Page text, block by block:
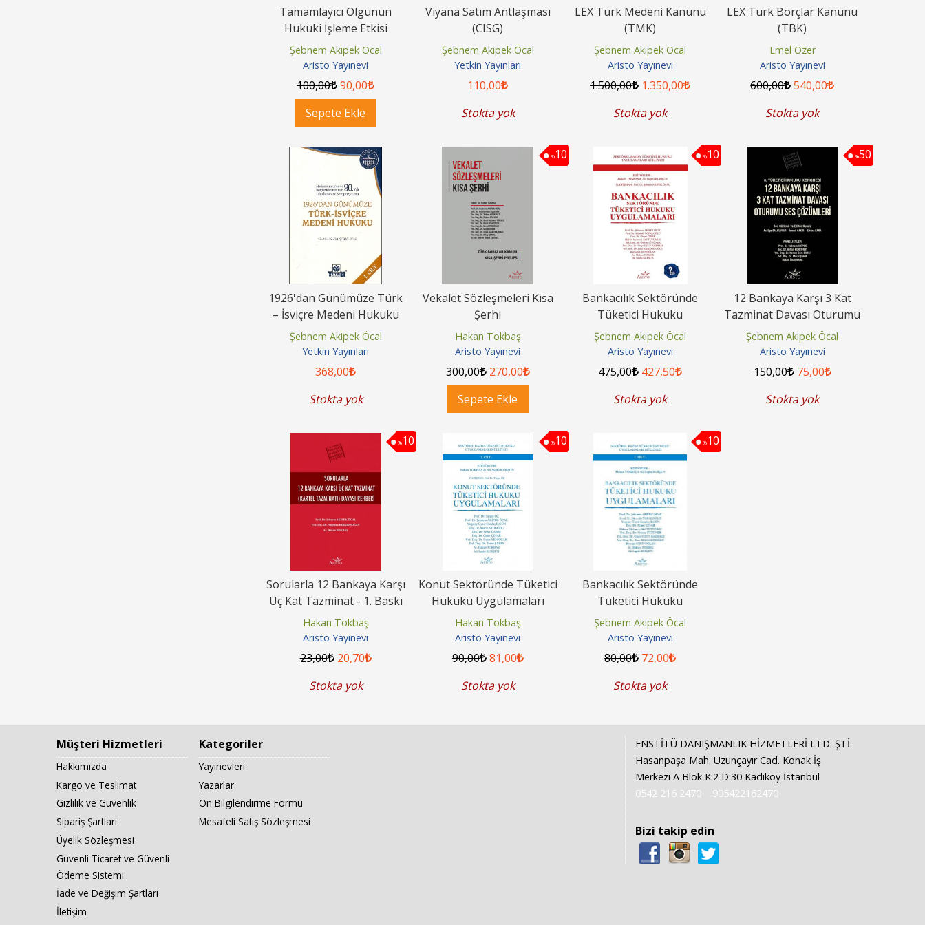
Tamamlayıcı Olgunun
Hukuki İşleme Etkisi
Şebnem Akipek Öcal
Aristo Yayınevi
100,00 90,00
Sepete Ekle
Viyana Satım Antlaşması
(CISG)
Şebnem Akipek Öcal
Yetkin Yayınları
110,00
Stokta yok
LEX Türk Medeni Kanunu
(TMK)
Şebnem Akipek Öcal
Aristo Yayınevi
1.500,00 1.350,00
Stokta yok
LEX Türk Borçlar Kanunu
(TBK)
Emel Özer
Aristo Yayınevi
600,00 540,00
Stokta yok
1926'dan Günümüze Türk
– İsviçre Medeni Hukuku
Şebnem Akipek Öcal
Yetkin Yayınları
368,00
Stokta yok
%10
Vekalet Sözleşmeleri Kısa
Şerhi
Hakan Tokbaş
Aristo Yayınevi
300,00 270,00
Sepete Ekle
%10
Bankacılık Sektöründe
Tüketici Hukuku
Uygulamaları
Şebnem Akipek Öcal
Aristo Yayınevi
475,00 427,50
Stokta yok
%50
12 Bankaya Karşı 3 Kat
Tazminat Davası Oturumu
Ses Çözümleri
Şebnem Akipek Öcal
Aristo Yayınevi
150,00 75,00
Stokta yok
%10
Sorularla 12 Bankaya Karşı
Üç Kat Tazminat - 1. Baskı
Hakan Tokbaş
Aristo Yayınevi
23,00 20,70
Stokta yok
%10
Konut Sektöründe Tüketici
Hukuku Uygulamaları
Hakan Tokbaş
Aristo Yayınevi
90,00 81,00
Stokta yok
%10
Bankacılık Sektöründe
Tüketici Hukuku
Uygulamaları - 1. Baskı
Şebnem Akipek Öcal
Aristo Yayınevi
80,00 72,00
Stokta yok
Müşteri Hizmetleri
Hakkımızda
Kargo ve Teslimat
Gizlilik ve Güvenlik
Sipariş Şartları
Üyelik Sözleşmesi
Güvenli Ticaret ve Güvenli
Ödeme Sistemi
İade ve Değişim Şartları
İletişim
Kategoriler
Yayınevleri
Yazarlar
Ön Bilgilendirme Formu
Mesafeli Satış Sözleşmesi
ENSTİTÜ DANIŞMANLIK HİZMETLERİ LTD. ŞTİ.
Hasanpaşa Mah. Uzunçayır Cad. Konak İş
Merkezi A Blok K:2 D:30 Kadıköy İstanbul
0542 216 2470
905422162470
Bizi takip edin